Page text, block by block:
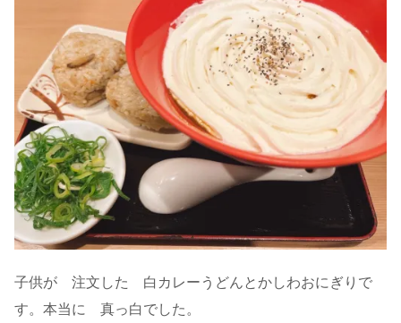
子供が 注文した 白カレーうどんとかしわおにぎりで
す。本当に 真っ白でした。